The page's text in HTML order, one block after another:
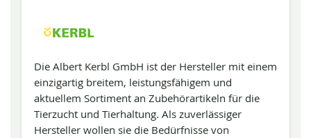
Die Albert Kerbl GmbH ist der Hersteller mit einem
einzigartig breitem, leistungsfähigem und
aktuellem Sortiment an Zubehörartikeln für die
Tierzucht und Tierhaltung. Als zuverlässiger
Hersteller wollen sie die Bedürfnisse von